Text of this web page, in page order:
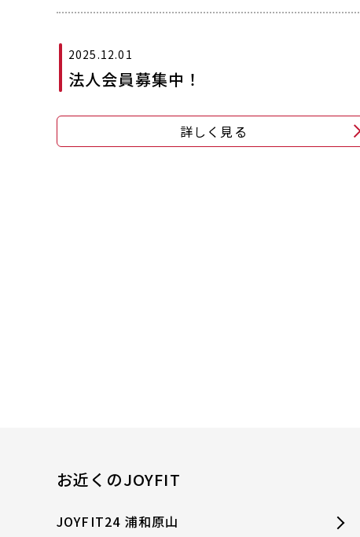
2025.12.01
法人会員募集中！
詳しく見る
お近くのJOYFIT
JOYFIT24 浦和原山